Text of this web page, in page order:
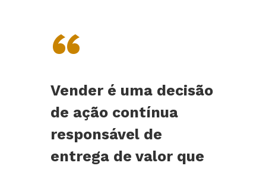
“
Vender é uma decisão
de ação contínua
responsável de
entrega de valor que